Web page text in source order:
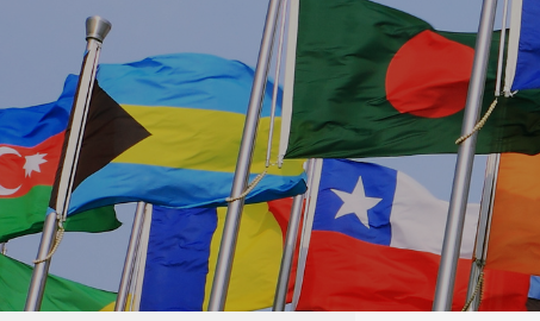
日本 Japan
澳洲 Australia
英國 UK/愛爾蘭 Ireland
美國 USA
寒暑假遊學團 Camp
日本
澳洲
英國
美國 USA
紐西蘭
亞洲